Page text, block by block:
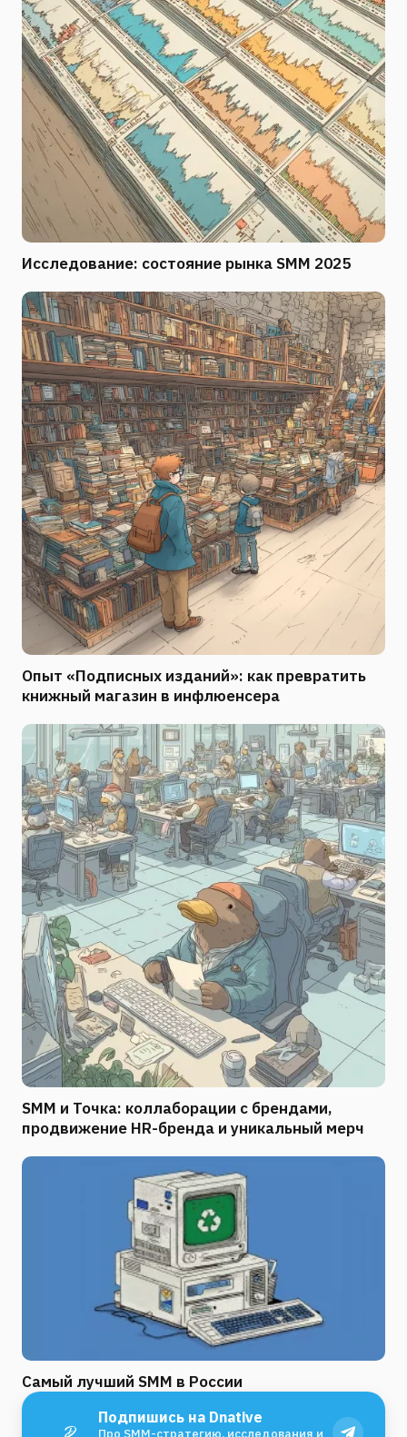
Исследование: состояние рынка SMM 2025
Опыт «Подписных изданий»: как превратить
книжный магазин в инфлюенсера
SMM и Точка: коллаборации с брендами,
продвижение HR-бренда и уникальный мерч
Самый лучший SMM в России
Подпишись на Dnative